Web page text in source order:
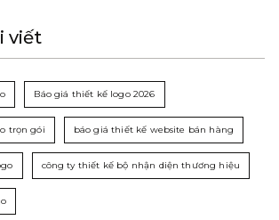
viết
Báo giá thiết kế logo 2026
trọn gói báo giá thiết kế website bán hàng
công ty thiết kế bộ nhận diện thương hiệu